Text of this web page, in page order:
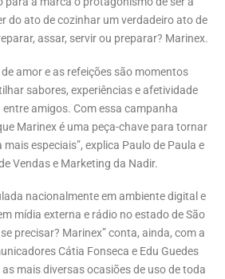
do ato de cozinhar um verdadeiro ato de
assar, servir ou preparar? Marinex.
amor e as refeições são momentos
sabores, experiências e afetividade
amigos. Com essa campanha
Marinex é uma peça-chave para tornar
especiais”, explica Paulo de Paula e
Vendas e Marketing da Nadir.
nacionalmente em ambiente digital e
mídia externa e rádio no estado de São
precisar? Marinex” conta, ainda, com a
Cátia Fonseca e Edu Guedes
mais diversas ocasiões de uso de toda